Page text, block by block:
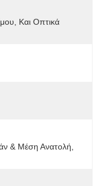
Και Οπτικά
& Μέση Ανατολή,